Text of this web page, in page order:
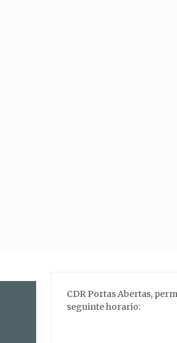
CDR Portas Abertas,
seguinte horario: